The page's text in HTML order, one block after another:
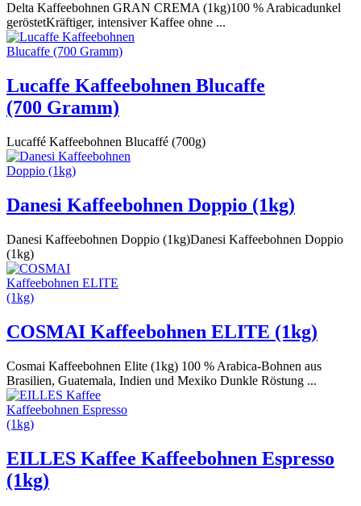
Delta Kaffeebohnen GRAN CREMA (1kg)100 % Arabicadunkel
geröstetKräftiger, intensiver Kaffee ohne ...
Lucaffe Kaffeebohnen Blucaffe
(700 Gramm)
Lucaffé Kaffeebohnen Blucaffé (700g)
Danesi Kaffeebohnen Doppio (1kg)
Danesi Kaffeebohnen Doppio (1kg)Danesi Kaffeebohnen Doppio
(1kg)
COSMAI Kaffeebohnen ELITE (1kg)
Cosmai Kaffeebohnen Elite (1kg) 100 % Arabica-Bohnen aus
Brasilien, Guatemala, Indien und Mexiko Dunkle Röstung ...
EILLES Kaffee Kaffeebohnen Espresso
(1kg)